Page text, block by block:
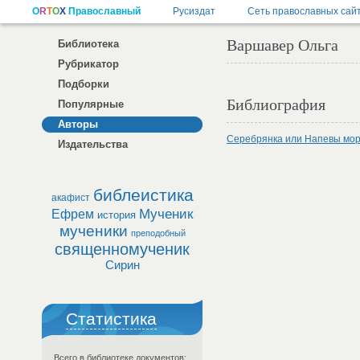
Библиотека
Рубрикатор
Подборки
Популярные
Авторы
Издательства
акафист библеистика
Ефрем история Мученик
мученики преподобный
священномученик
Сирин
Статистика
Всего в библиотеке документов:
Варшавер Ольга
Библиография
Серебрянка или Напевы